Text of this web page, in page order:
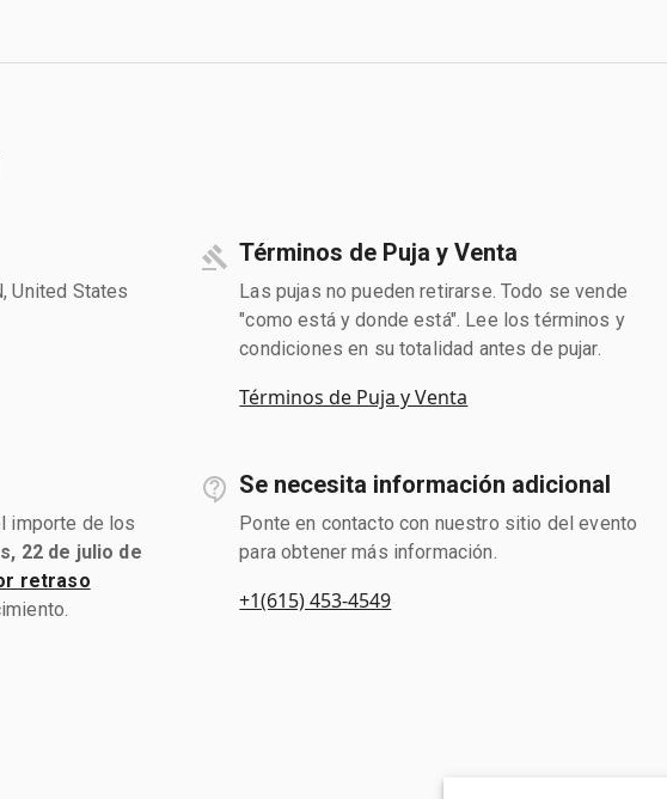
United States
Términos de Puja y Venta
Las pujas no pueden retirarse. Todo se vende
"como está y donde está". Lee los términos y
condiciones en su totalidad antes de pujar.
Términos de Puja y Venta
importe de los
22 de julio de
retraso
Se necesita información adicional
Ponte en contacto con nuestro sitio del evento
para obtener más información.
+1(615) 453-4549